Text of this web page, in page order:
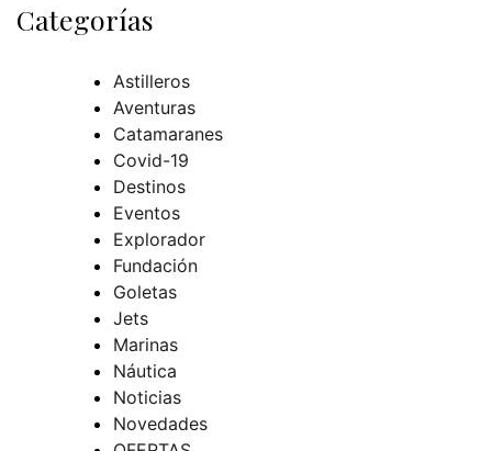
Categorías
Astilleros
Aventuras
Catamaranes
Covid-19
Destinos
Eventos
Explorador
Fundación
Goletas
Jets
Marinas
Náutica
Noticias
Novedades